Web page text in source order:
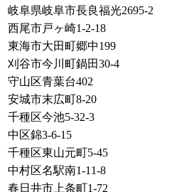
岐阜県岐阜市長良福光2695-2
西尾市戸ヶ崎1-2-18
東海市大田町郷中199
刈谷市今川町鍋田30-4
守山区青葉台402
安城市末広町8-20
千種区今池5-32-3
中区錦3-6-15
千種区東山元町5-45
中村区名駅南1-11-8
春日井市上条町1-72